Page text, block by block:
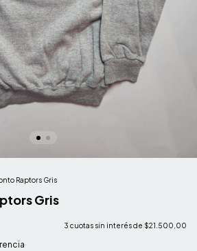
Raptors Gris
Gris
3 cuotas sin interés de $21.500,00